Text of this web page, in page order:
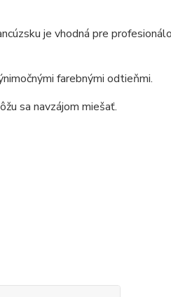
je vhodná pre
farebnými odtieňmi.
sa navzájom miešať.